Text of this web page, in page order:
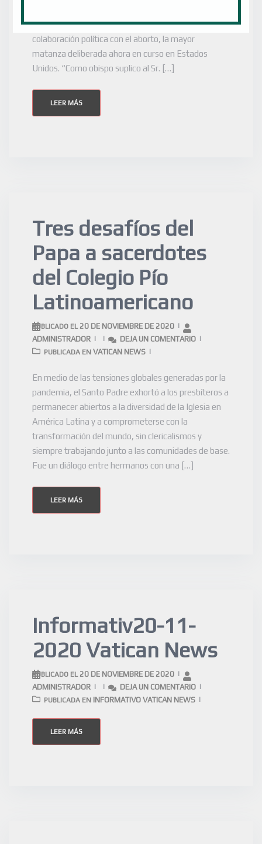
‘presidente electo’, que se arrepienta de su
colaboración política con el aborto, la mayor
matanza deliberada ahora en curso en Estados
Unidos. “Como obispo suplico al Sr. […]
LEER MÁS
Tres desafíos del
Papa a sacerdotes
del Colegio Pío
Latinoamericano
PUBLICADO EL 20 DE NOVIEMBRE DE 2020
ADMINISTRADOR
DEJA UN COMENTARIO
PUBLICADA EN VATICAN NEWS
En medio de las tensiones globales generadas por la
pandemia, el Santo Padre exhortó a los presbíteros a
permanecer abiertos a la diversidad de la Iglesia en
América Latina y a comprometerse con la
transformación del mundo, sin clericalismos y
siempre trabajando junto a las comunidades de base.
Fue un diálogo entre hermanos con una […]
LEER MÁS
Informativ20-11-
2020 Vatican News
PUBLICADO EL 20 DE NOVIEMBRE DE 2020
ADMINISTRADOR
DEJA UN COMENTARIO
PUBLICADA EN INFORMATIVO VATICAN NEWS
LEER MÁS